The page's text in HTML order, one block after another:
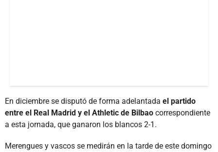
En diciembre se disputó de forma adelantada el partido
entre el Real Madrid y el Athletic de Bilbao correspondiente
a esta jornada, que ganaron los blancos 2-1.
Merengues y vascos se medirán en la tarde de este domingo